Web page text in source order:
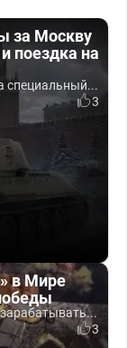
за Москву
поездка на
специальный...
3
в Мире
3